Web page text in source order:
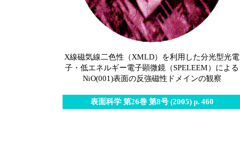
X線磁気線二色性（XMLD）を利用した分光型光電
子・低エネルギー電子顕微鏡（SPELEEM）による
NiO(001)表面の反強磁性ドメインの観察
表面科学 第26巻 第8号 (2005) p. 460